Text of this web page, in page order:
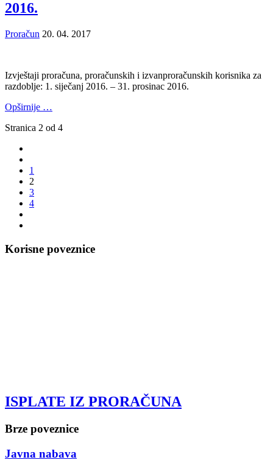
2016.
Proračun 20. 04. 2017
Izvještaji proračuna, proračunskih i izvanproračunskih korisnika za
razdoblje: 1. siječanj 2016. – 31. prosinac 2016.
Opširnije …
Stranica 2 od 4
1
2
3
4
Korisne poveznice
ISPLATE IZ PRORAČUNA
Brze poveznice
Javna nabava